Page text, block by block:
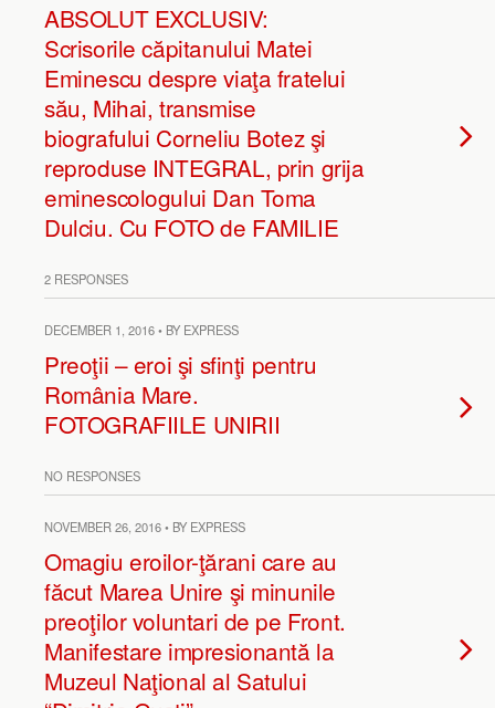
ABSOLUT EXCLUSIV:
Scrisorile căpitanului Matei
Eminescu despre viaţa fratelui
său, Mihai, transmise
biografului Corneliu Botez şi
reproduse INTEGRAL, prin grija
eminescologului Dan Toma
Dulciu. Cu FOTO de FAMILIE
2 RESPONSES
DECEMBER 1, 2016 • BY EXPRESS
Preoţii – eroi şi sfinţi pentru
România Mare.
FOTOGRAFIILE UNIRII
NO RESPONSES
NOVEMBER 26, 2016 • BY EXPRESS
Omagiu eroilor-ţărani care au
făcut Marea Unire şi minunile
preoţilor voluntari de pe Front.
Manifestare impresionantă la
Muzeul Naţional al Satului